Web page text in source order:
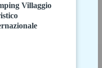
Villaggio